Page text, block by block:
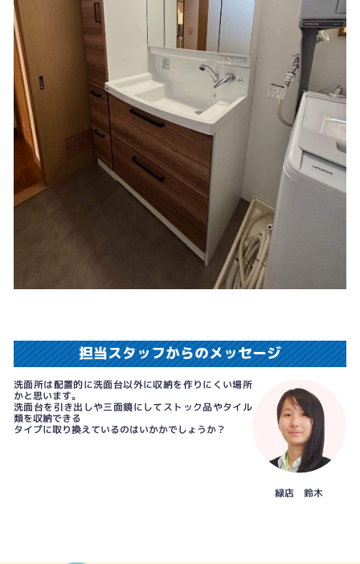
担当スタッフからのメッセージ
洗面所は配置的に洗面台以外に収納を作りにくい場所
かと思います。
洗面台を引き出しや三面鏡にしてストック品やタイル
類を収納できる
タイプに取り換えているのはいかかでしょうか？
緑店 鈴木